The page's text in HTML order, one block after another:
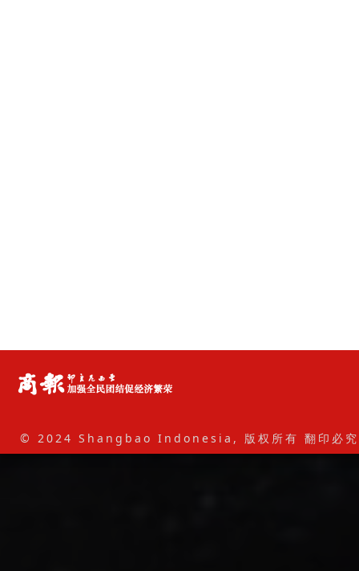
© 2024 Shangbao Indonesia, 版权所有 翻印必